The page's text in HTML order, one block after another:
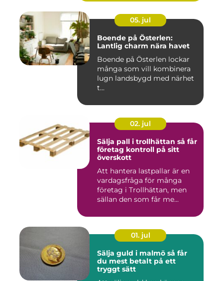
05. jul
Boende på Österlen:
Lantlig charm nära havet
Boende på Österlen lockar
många som vill kombinera
lugn landsbygd med närhet
t...
02. jul
Sälja pall i trollhättan så får
företag kontroll på sitt
överskott
Att hantera lastpallar är en
vardagsfråga för många
företag i Trollhättan, men
sällan den som får me...
01. jul
Sälja guld i malmö så får
du mest betalt på ett
tryggt sätt